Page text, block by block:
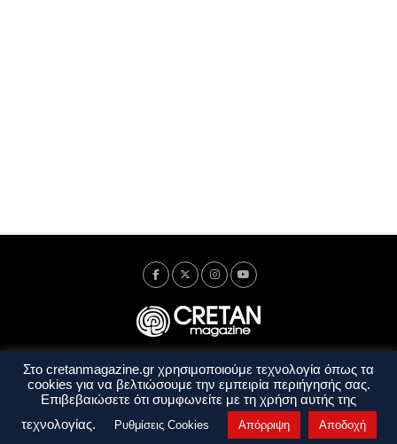
Ταυτότητα Πολιτική Απορρήτου
Όροι Χρήσης
Όροι και Προϋποθέσεις
Στο cretanmagazine.gr χρησιμοποιούμε τεχνολογία όπως τα
cookies για να βελτιώσουμε την εμπειρία περιήγησής σας.
Επιβεβαιώσετε ότι συμφωνείτε με τη χρήση αυτής της
τεχνολογίας.
Ρυθμίσεις Cookies Απόρριψη Αποδοχή